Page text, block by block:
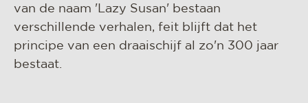
van de naam 'Lazy Susan' bestaan
verschillende verhalen, feit blijft dat het
principe van een draaischijf al zo'n 300 jaar
bestaat.